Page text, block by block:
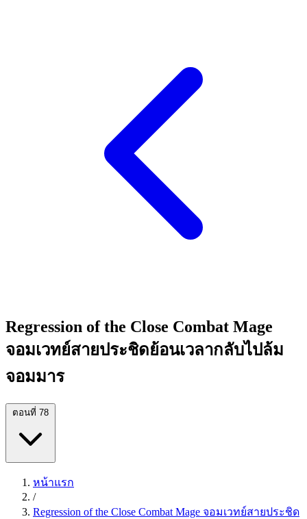
Regression of the Close Combat Mage
จอมเวทย์สายประชิดย้อนเวลากลับไปล้ม
จอมมาร
ตอนที่ 78
หน้าแรก
/
Regression of the Close Combat Mage จอมเวทย์สายประชิด